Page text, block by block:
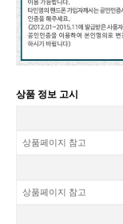
상품 정보 고시
상품페이지 참고
상품페이지 참고